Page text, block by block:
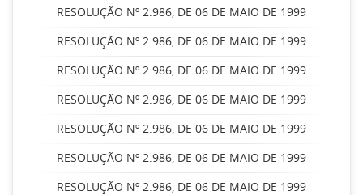
RESOLUÇÃO Nº 2.986, DE 06 DE MAIO DE 1999
RESOLUÇÃO Nº 2.986, DE 06 DE MAIO DE 1999
RESOLUÇÃO Nº 2.986, DE 06 DE MAIO DE 1999
RESOLUÇÃO Nº 2.986, DE 06 DE MAIO DE 1999
RESOLUÇÃO Nº 2.986, DE 06 DE MAIO DE 1999
RESOLUÇÃO Nº 2.986, DE 06 DE MAIO DE 1999
RESOLUÇÃO Nº 2.986, DE 06 DE MAIO DE 1999